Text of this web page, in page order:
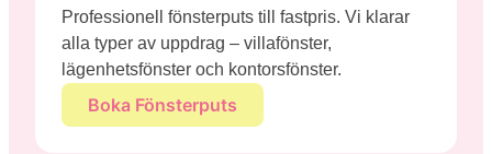
Professionell fönsterputs till fastpris. Vi klarar
alla typer av uppdrag – villafönster,
lägenhetsfönster och kontorsfönster.
Boka Fönsterputs